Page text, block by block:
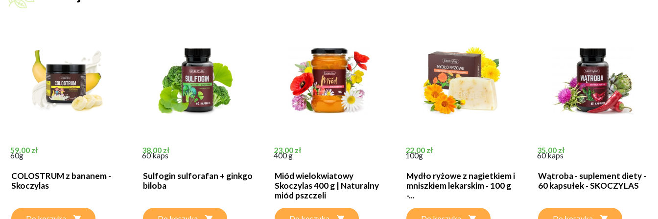
Cena
59,00 zł
60g
COLOSTRUM z bananem -
Skoczylas
Cena
38,00 zł
60 kaps
Sulfogin sulforafan + ginkgo
biloba
Cena
23,00 zł
400 g
Miód wielokwiatowy
Skoczylas 400 g | Naturalny
miód pszczeli
Cena
22,00 zł
100g
Mydło ryżowe z nagietkiem i
mniszkiem lekarskim - 100 g
-...
Cena
35,00 zł
60 kaps
Wątroba - suplement diety -
60 kapsułek - SKOCZYLAS